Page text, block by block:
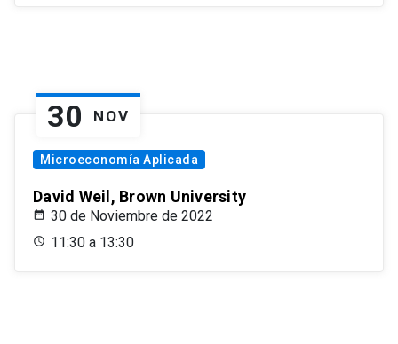
30 NOV
Microeconomía Aplicada
David Weil, Brown University
30 de Noviembre de 2022
11:30 a 13:30